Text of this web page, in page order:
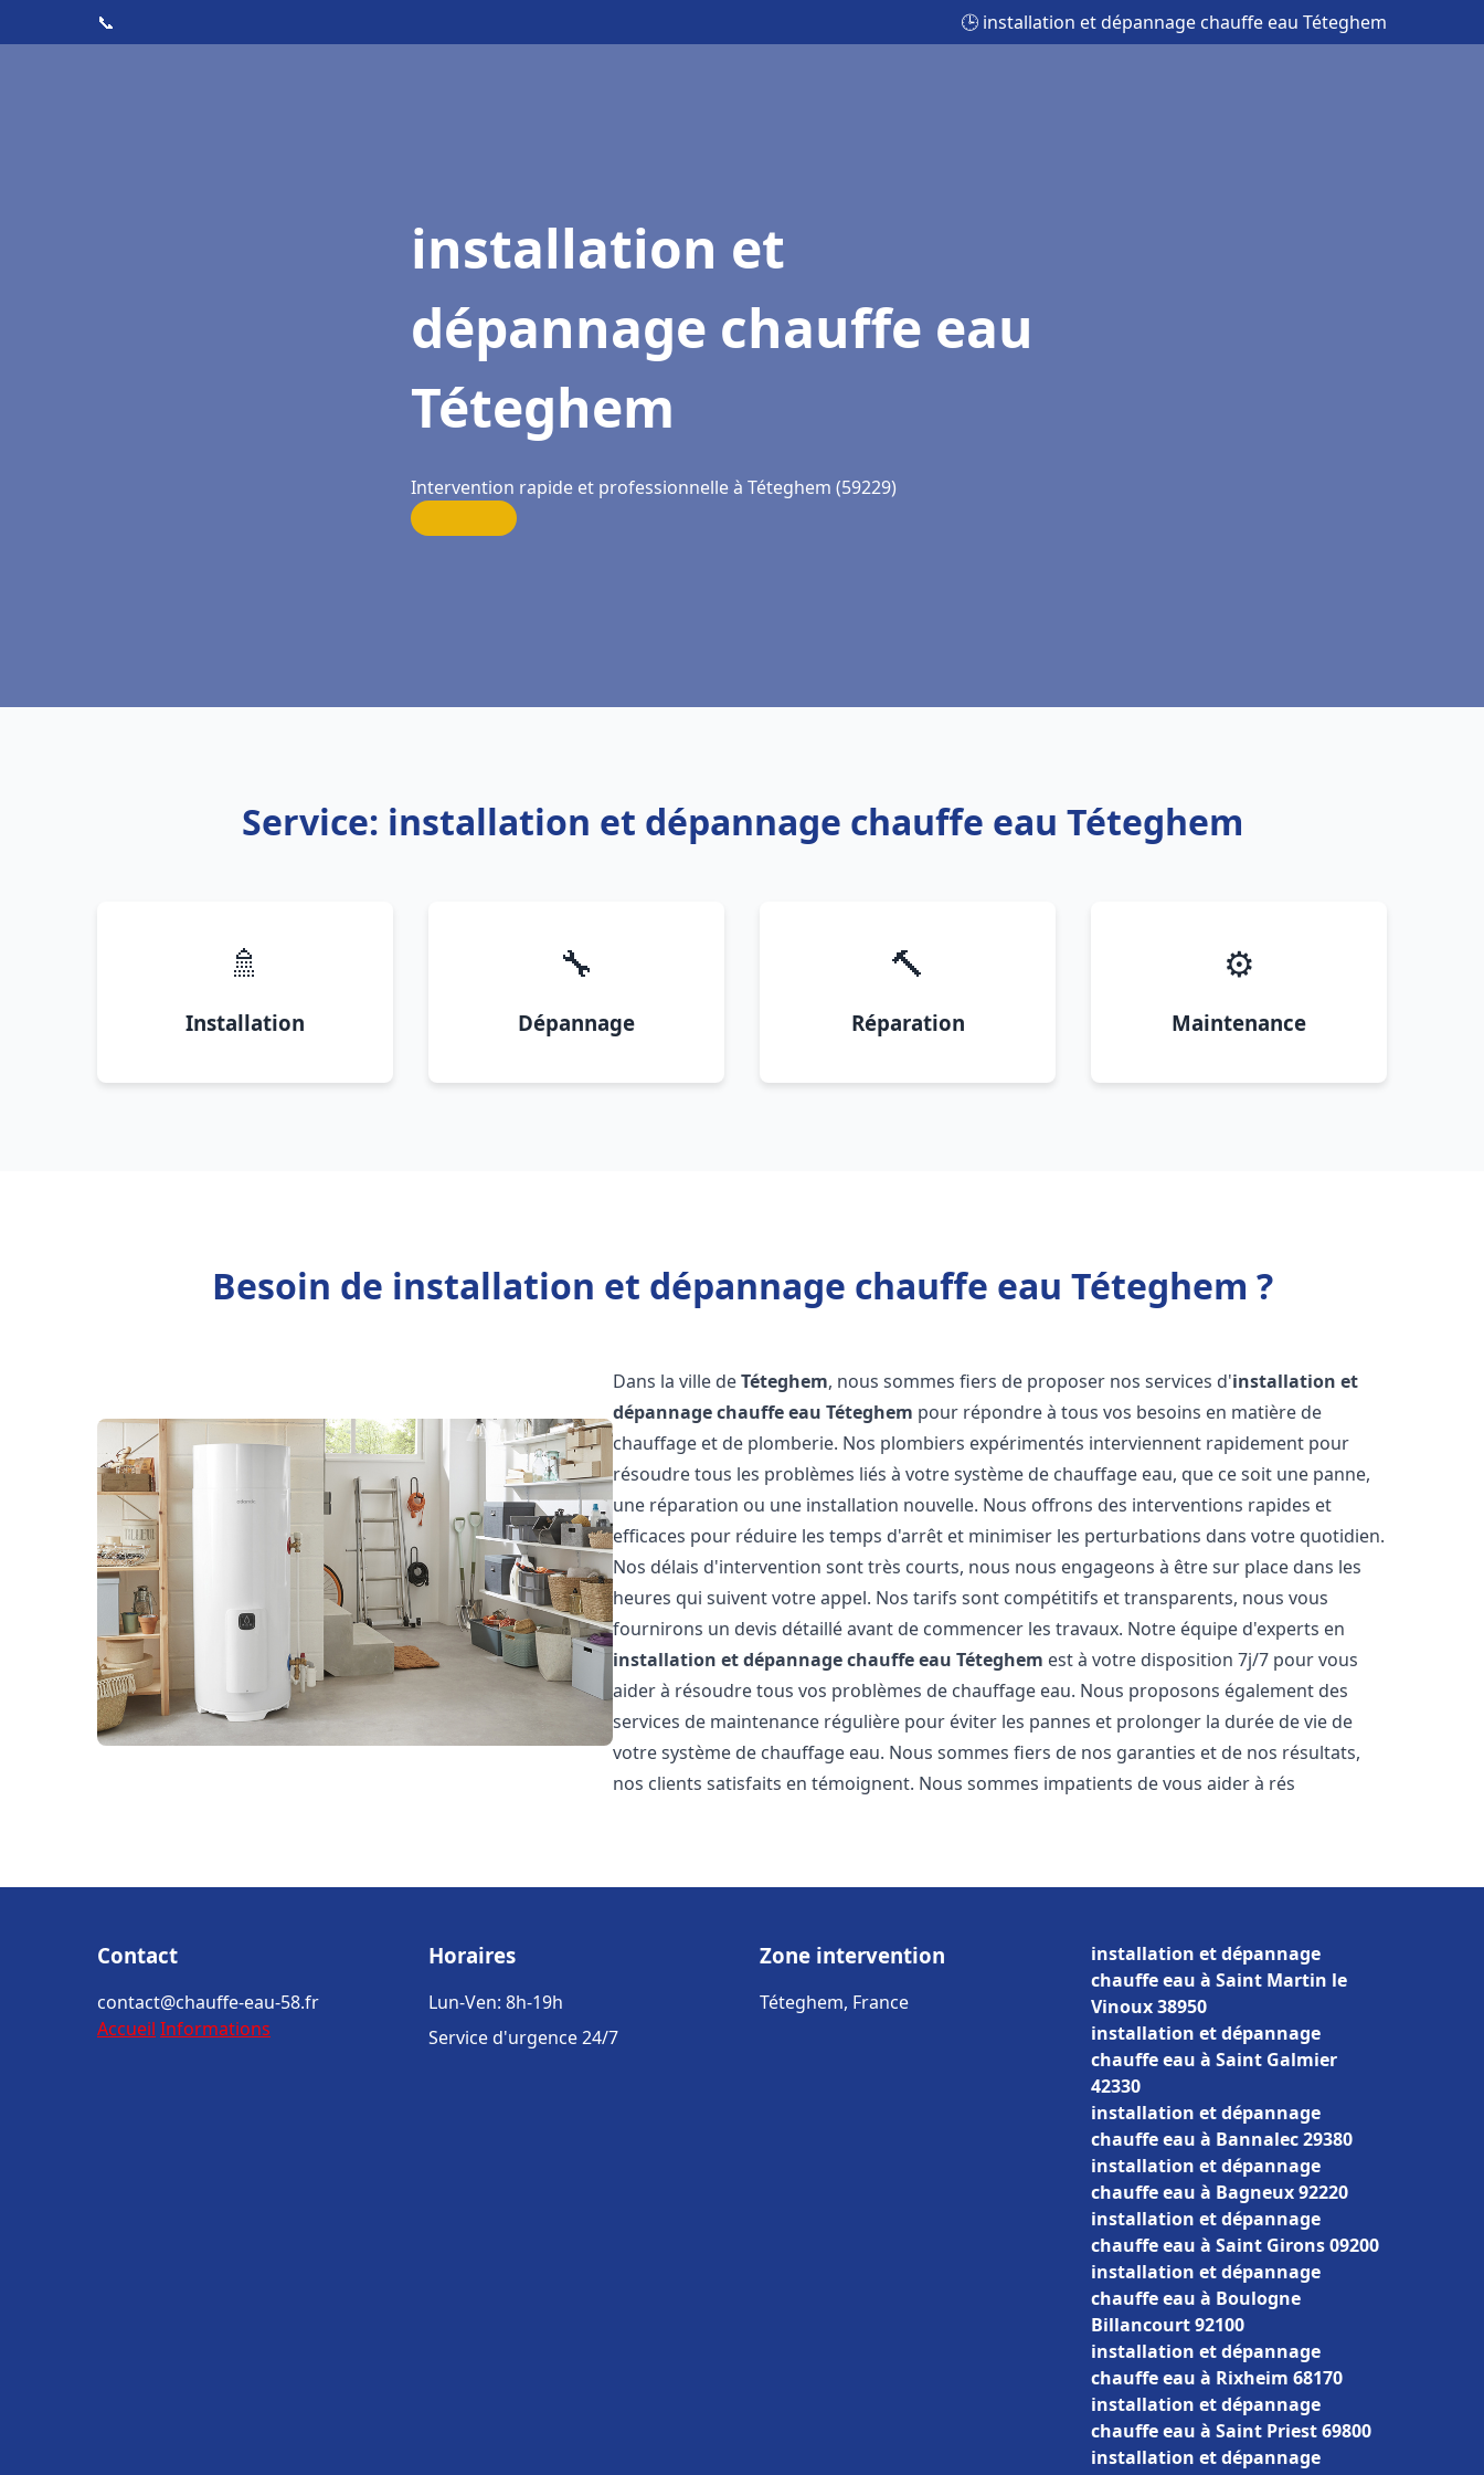
📞 🕒 installation et dépannage chauffe eau Téteghem
installation et
dépannage chauffe eau
Téteghem
Intervention rapide et professionnelle à Téteghem (59229)
Service: installation et dépannage chauffe eau Téteghem
🚿
Installation
🔧
Dépannage
🔨
Réparation
⚙️
Maintenance
Besoin de installation et dépannage chauffe eau Téteghem ?
Dans la ville deTéteghem, nous sommes fiers de proposer nos services d'installation et
dépannage chauffe eau Téteghem pour répondre à tous vos besoins en matière de
chauffage et de plomberie. Nos plombiers expérimentés interviennent rapidement pour
résoudre tous les problèmes liés à votre système de chauffage eau, que ce soit une panne,
une réparation ou une installation nouvelle. Nous offrons des interventions rapides et
efficaces pour réduire les temps d'arrêt et minimiser les perturbations dans votre quotidien.
Nos délais d'intervention sont très courts, nous nous engageons à être sur place dans les
heures qui suivent votre appel. Nos tarifs sont compétitifs et transparents, nous vous
fournirons un devis détaillé avant de commencer les travaux. Notre équipe d'experts en
installation et dépannage chauffe eau Téteghem est à votre disposition 7j/7 pour vous
aider à résoudre tous vos problèmes de chauffage eau. Nous proposons également des
services de maintenance régulière pour éviter les pannes et prolonger la durée de vie de
votre système de chauffage eau. Nous sommes fiers de nos garanties et de nos résultats,
nos clients satisfaits en témoignent. Nous sommes impatients de vous aider à rés
Contact
contact@chauffe-eau-58.fr
Accueil Informations
Horaires
Lun-Ven: 8h-19h
Service d'urgence 24/7
Zone intervention
Téteghem, France
installation et dépannage
chauffe eau à Saint Martin le
Vinoux 38950
installation et dépannage
chauffe eau à Saint Galmier
42330
installation et dépannage
chauffe eau à Bannalec 29380
installation et dépannage
chauffe eau à Bagneux 92220
installation et dépannage
chauffe eau à Saint Girons 09200
installation et dépannage
chauffe eau à Boulogne
Billancourt 92100
installation et dépannage
chauffe eau à Rixheim 68170
installation et dépannage
chauffe eau à Saint Priest 69800
installation et dépannage